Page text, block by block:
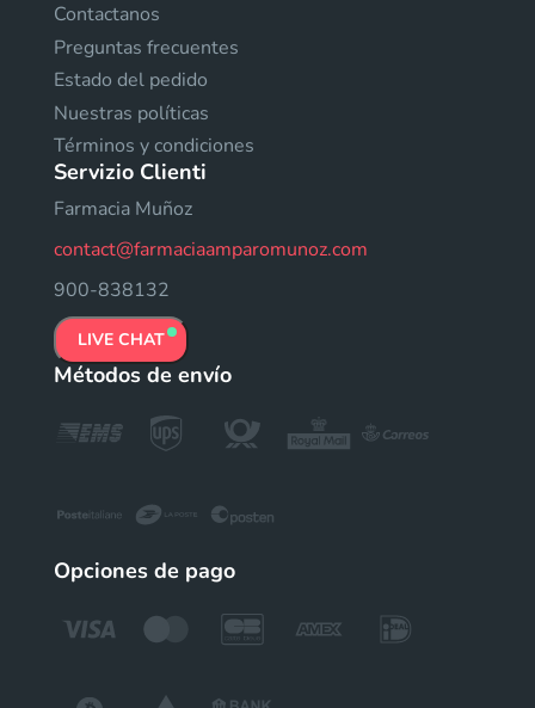
Contactanos
Preguntas frecuentes
Estado del pedido
Nuestras políticas
Términos y condiciones
Servizio Clienti
Farmacia Muñoz
contact@farmaciaamparomunoz.com
900-838132
LIVE CHAT
Métodos de envío
Opciones de pago